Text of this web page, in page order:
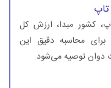
کشور مبدا، ارزش کل
برای محاسبه دقیق این
دوان توصیه می‌شود.